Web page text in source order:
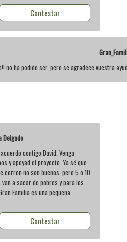
Contestar
no ha podido ser, pero se agradece vuestra
Delgado
contigo David. Venga
y apoyad el proyecto. Ya sé que
corren no son buenos, pero 5 ó 10
a sacar de pobres y para los
Familia es una pequeña
Contestar